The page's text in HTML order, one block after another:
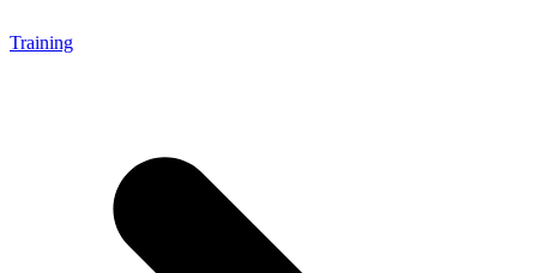
Training